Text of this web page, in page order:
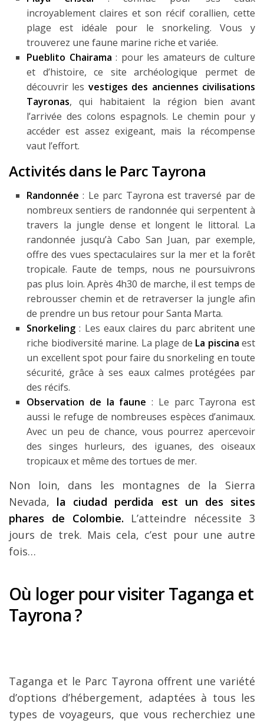
incroyablement claires et son récif corallien, cette
plage est idéale pour le snorkeling. Vous y
trouverez une faune marine riche et variée.
Pueblito Chairama : pour les amateurs de culture
et d’histoire, ce site archéologique permet de
découvrir les vestiges des anciennes civilisations
Tayronas, qui habitaient la région bien avant
l’arrivée des colons espagnols. Le chemin pour y
accéder est assez exigeant, mais la récompense
vaut l’effort.
Activités dans le Parc Tayrona
Randonnée : Le parc Tayrona est traversé par de
nombreux sentiers de randonnée qui serpentent à
travers la jungle dense et longent le littoral. La
randonnée jusqu’à Cabo San Juan, par exemple,
offre des vues spectaculaires sur la mer et la forêt
tropicale. Faute de temps, nous ne poursuivrons
pas plus loin. Après 4h30 de marche, il est temps de
rebrousser chemin et de retraverser la jungle afin
de prendre un bus retour pour Santa Marta.
Snorkeling : Les eaux claires du parc abritent une
riche biodiversité marine. La plage de La piscina est
un excellent spot pour faire du snorkeling en toute
sécurité, grâce à ses eaux calmes protégées par
des récifs.
Observation de la faune : Le parc Tayrona est
aussi le refuge de nombreuses espèces d’animaux.
Avec un peu de chance, vous pourrez apercevoir
des singes hurleurs, des iguanes, des oiseaux
tropicaux et même des tortues de mer.
Non loin, dans les montagnes de la Sierra
Nevada, la ciudad perdida est un des sites
phares de Colombie. L’atteindre nécessite 3
jours de trek. Mais cela, c’est pour une autre
fois…
Où loger pour visiter Taganga et
Tayrona ?
Taganga et le Parc Tayrona offrent une variété
d’options d’hébergement, adaptées à tous les
types de voyageurs, que vous recherchiez une